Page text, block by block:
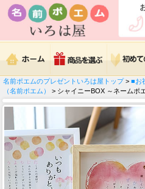
名前ポエムのプレゼントいろは屋トップ> ■お
（名前ポエム）
> シャイニーBOX ～ネーム